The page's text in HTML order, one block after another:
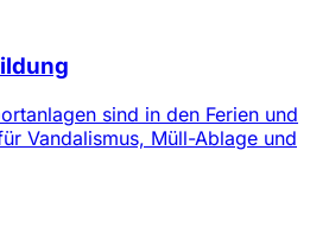
sind in den Ferien und
Vandalismus, Müll-Ablage und